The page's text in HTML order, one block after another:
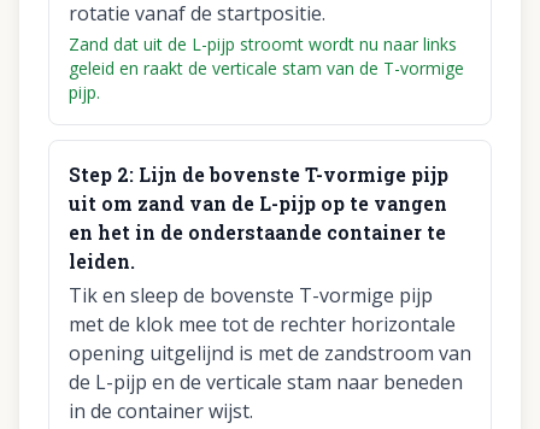
rotatie vanaf de startpositie.
Zand dat uit de L-pijp stroomt wordt nu naar links
geleid en raakt de verticale stam van de T-vormige
pijp.
Step 2: Lijn de bovenste T-vormige pijp
uit om zand van de L-pijp op te vangen
en het in de onderstaande container te
leiden.
Tik en sleep de bovenste T-vormige pijp
met de klok mee tot de rechter horizontale
opening uitgelijnd is met de zandstroom van
de L-pijp en de verticale stam naar beneden
in de container wijst.